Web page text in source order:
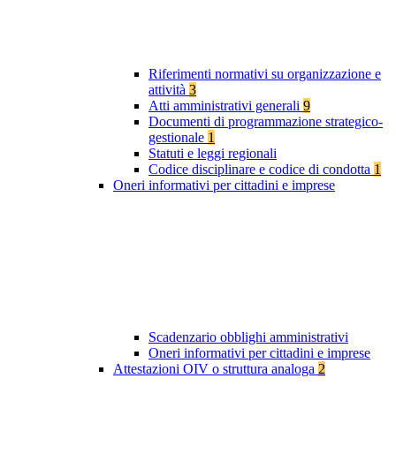
Riferimenti normativi su organizzazione e
attività 3
Atti amministrativi generali 9
Documenti di programmazione strategico-
gestionale 1
Statuti e leggi regionali
Codice disciplinare e codice di condotta 1
Oneri informativi per cittadini e imprese
Scadenzario obblighi amministrativi
Oneri informativi per cittadini e imprese
Attestazioni OIV o struttura analoga 2